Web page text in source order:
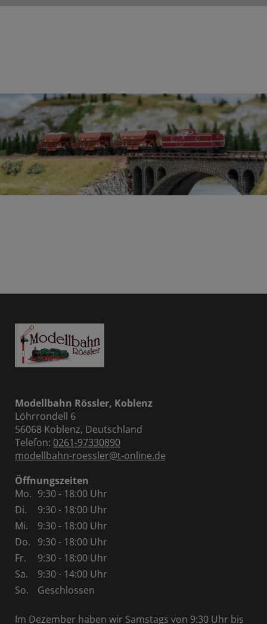
Modellbahn Rössler, Koblenz
Löhrrondell 6
56068 Koblenz, Deutschland
Telefon: 0261-97330890
modellbahn-roessler@t-online.de
Öffnungszeiten
Mo. 9:30 - 18:00 Uhr
Di.
9:30 - 18:00 Uhr
Mi.
9:30 - 18:00 Uhr
Do.
9:30 - 18:00 Uhr
Fr.
9:30 - 18:00 Uhr
Sa.
9:30 - 14:00 Uhr
So.
Geschlossen
Im Dezember haben wir Samstags von 9:30 Uhr bis